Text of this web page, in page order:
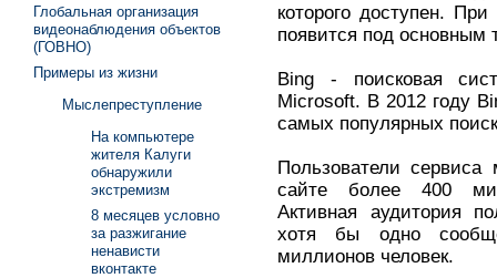
которого доступен.
появится под основным
Bing - поисковая
Microsoft. В 2012 году
самых популярных
Пользователи
сайте более 400
Активная аудитория
хотя бы одно
миллионов человек.
Глобальная организация
видеонаблюдения объектов
(ГОВНО)
Примеры из жизни
Мыслепреступление
На компьютере
жителя Калуги
обнаружили
экстремизм
8 месяцев условно
за разжигание
ненависти
вконтакте